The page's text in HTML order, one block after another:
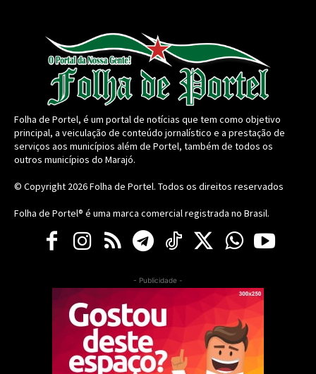
Folha de Portel, é um portal de notícias que tem como objetivo
principal, a veiculação de conteúdo jornalístico e a prestação de
serviços aos municípios além de Portel, também de todos os
outros municípios do Marajó.
© Copyright 2026Folha de Portel. Todos os direitos reservados
Folha de Portel® é uma marca comercial registrada no Brasil.
- Publicidade -